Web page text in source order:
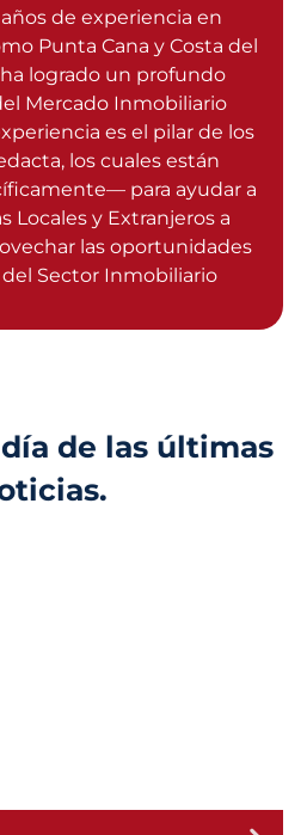
de experiencia en
Punta Cana y Costa del
ha logrado un profundo
Mercado Inmobiliario
es el pilar de los
los cuales están
para ayudar a
Locales y Extranjeros a
las oportunidades
Sector Inmobiliario
de las últimas